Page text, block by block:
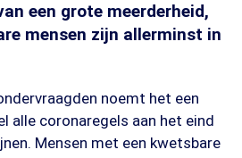
een grote meerderheid,
mensen zijn allerminst in
noemt het een
alle coronaregels aan het eind
Mensen met een kwetsbare